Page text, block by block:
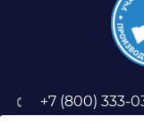
+7 (800) 333-